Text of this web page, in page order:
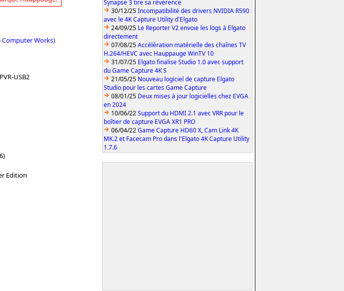
Works)
USB2
Edition
Synapse 3 tire sa révérence
30/12/25Incompatibilité des drivers NVIDIA R590
avec le 4K Capture Utility d'Elgato
24/09/25 Le Reporter V2 envoie les logs à Elgato
directement
07/08/25Accélération matérielle des chaînes TV
H.264/HEVC avec Hauppauge WinTV 10
31/07/25 Elgato finalise Studio 1.0 avec support
du Game Capture 4K S
21/05/25 Nouveau logiciel de capture Elgato
Studio pour les cartes Game Capture
08/01/25 Deux mises à jour logicielles chez EVGA
en 2024
10/06/22Support du HDMI 2.1 avec VRR pour le
boîtier de capture EVGA XR1 PRO
06/04/22Game Capture HD60 X, Cam Link 4K
MK.2 et Facecam Pro dans l'Elgato 4K Capture Utility
1.7.6